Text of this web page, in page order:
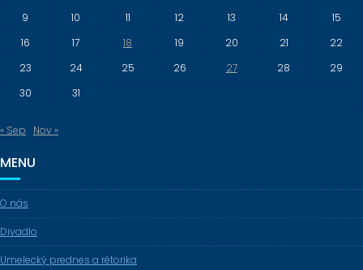
9
10 11 12 13 14
15
16
17 18 19 20 21
22
23
24 25 26 27 28
29
30
31
« Sep Nov »
MENU
O nás
Divadlo
Umelecký prednes a rétorika